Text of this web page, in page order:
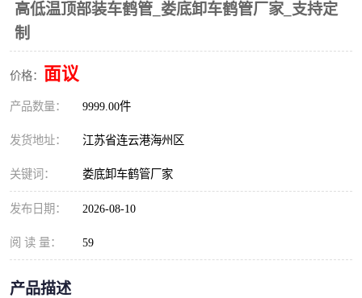
高低温顶部装车鹤管_娄底卸车鹤管厂家_支持定
制
价格： 面议
产品数量： 9999.00件
发货地址： 江苏省连云港海州区
关键词： 娄底卸车鹤管厂家
发布日期： 2026-08-10
阅 读 量： 59
产品描述